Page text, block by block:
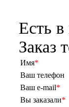
Есть
Заказ
Имя*
Ваш телефон
Ваш e-mail*
Вы заказали*